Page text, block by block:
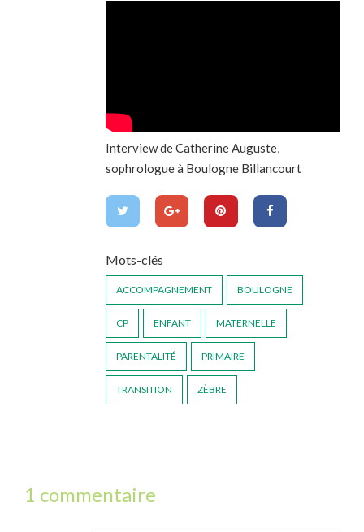
Interview de Catherine Auguste,
sophrologue à Boulogne Billancourt
Mots-clés
ACCOMPAGNEMENT BOULOGNE
CP ENFANT MATERNELLE
PARENTALITÉ PRIMAIRE
TRANSITION ZÈBRE
1 commentaire